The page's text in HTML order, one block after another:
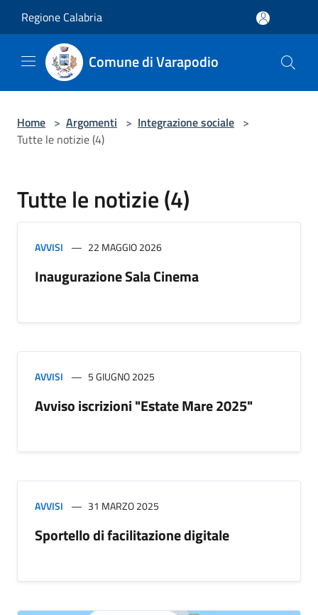
Regione Calabria
Comune di Varapodio
Home > Argomenti > Integrazione sociale >
Tutte le notizie (4)
Tutte le notizie (4)
AVVISI 22 MAGGIO 2026
Inaugurazione Sala Cinema
AVVISI 5 GIUGNO 2025
Avviso iscrizioni "Estate Mare 2025"
AVVISI 31 MARZO 2025
Sportello di facilitazione digitale